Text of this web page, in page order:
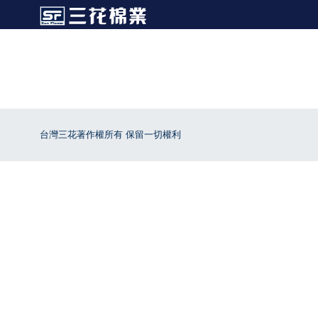
台灣三花著作權所有 保留一切權利